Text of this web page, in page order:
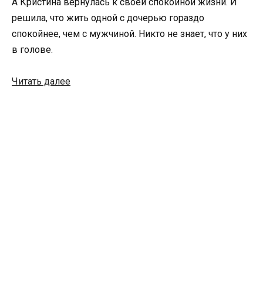
решила, что жить одной с дочерью гораздо
спокойнее, чем с мужчиной. Никто не знает, что у них
в голове.
Читать далее